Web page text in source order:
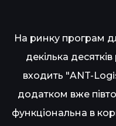
На ринку програм
декілька
входить "ANT-
додатком вже
функціональна в